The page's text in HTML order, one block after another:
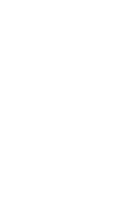
Ukraine